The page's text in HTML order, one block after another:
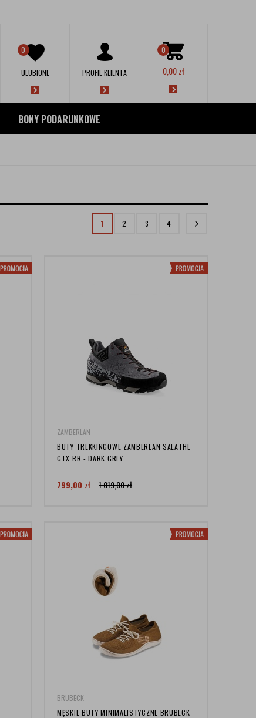
0
0,00zł
0
ULUBIONE PROFIL KLIENTA
BONY PODARUNKOWE
1 2 3 4
ZAMBERLAN
BUTY TREKKINGOWE ZAMBERLAN SALATHE
GTX RR - DARK GREY
799,00 zł 1 019,00zł
BRUBECK
MĘSKIE BUTY MINIMALISTYCZNE BRUBECK